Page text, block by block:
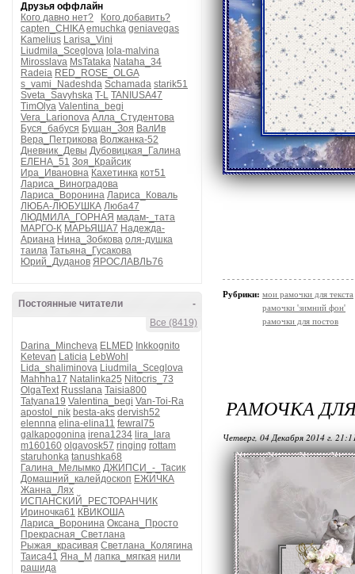
Друзья оффлайн
Кого давно нет?
Кого добавить?
capten_CHIKA emuchka geniavegas
Kamelius Larisa_Vini
Liudmila_Sceglova lola-malvina
Mirosslava MsTataka Nataha_34
Radeia RED_ROSE_OLGA
s_vami_Nadeshda Schamada starik51
Sveta_Savyhska T-L TANIUSA47
TimOlya Valentina_begi
Vera_Larionova Алла_Студентова
Буся_бабуся Бущан_Зоя ВалИв
Вера_Петрикова Волжанка-52
Дневник_Девы Дубовицкая_Галина
ЕЛЕНА_51 Зоя_Крайсик
Ира_Ивановна Кахетинка кот51
Лариса_Виноградова
Лариса_Воронина Лариса_Коваль
ЛЮБА-ЛЮБУШКА Люба47
ЛЮДМИЛА_ГОРНАЯ мадам-_тата
МАРГО-К МАРЬЯША7 Надежда-
Ариана Нина_Зобкова оля-душка
таила Татьяна_Гусакова
Юрий_Дуданов ЯРОСЛАВЛЬ76
-
Постоянные читатели
Все (8419)
Darina_Mincheva ELMED Inkkognito
Ketevan Laticia LebWohl
Lida_shaliminova Liudmila_Sceglova
Mahhha17 Natalinka25 Nitocris_73
OlgaText Russlana Taisia800
Tatyana19 Valentina_begi Van-Toi-Ra
apostol_nik besta-aks dervish52
elennna elina-elina11 fewral75
galkapogonina irena1234 lira_lara
m160160 olgavosk57 ringing rottam
staruhonka tanushka68
Галина_Мелымко ДЖИПСИ_-_Тасик
Домашний_калейдоскоп ЕЖИЧКА
Жанна_Лях
ИСПАНСКИЙ_РЕСТОРАНЧИК
Ириночка61 КВИКОША
Лариса_Воронина Оксана_Просто
Прекрасная_Светлана
Рыжая_красивая Светлана_Колягина
Таиса41 Яна_М лапка_мягкая нили
рашида
Рубрики: мои рамочки для текста
рамочки 'зимний фон'
рамочки для постов
РАМОЧКА
Четверг, 04 Декабря 2014 г.